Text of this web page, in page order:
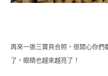
再來一張三寶貝合照，很開心你們
了，眼睛也越來越亮了！